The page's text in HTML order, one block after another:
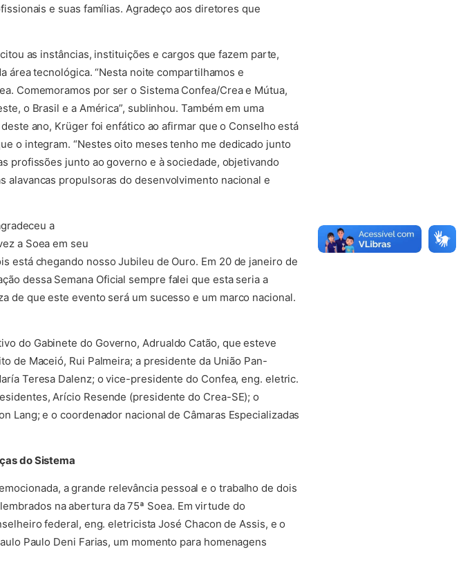
e suas famílias. Agradeço aos diretores que
as instâncias, instituições e cargos que fazem parte,
tecnológica. “Nesta noite compartilhamos e
Comemoramos por ser o Sistema Confea/Crea e Mútua,
o Brasil e a América”, sublinhou. Também em uma
ano, Krüger foi enfático ao afirmar que o Conselho está
o integram. “Nestes oito meses tenho me dedicado junto
profissões junto ao governo e à sociedade, objetivando
alavancas propulsoras do desenvolvimento nacional e
a
a Soea em seu
está chegando nosso Jubileu de Ouro. Em 20 de janeiro de
dessa Semana Oficial sempre falei que esta seria a
de que este evento será um sucesso e um marco nacional.
do Gabinete do Governo, Adrualdo Catão, que esteve
de Maceió, Rui Palmeira; a presidente da União Pan-
Teresa Dalenz; o vice-presidente do Confea, eng. eletric.
Arício Resende (presidente do Crea-SE); o
Lang; e o coordenador nacional de Câmaras Especializadas
do Sistema
a grande relevância pessoal e o trabalho de dois
na abertura da 75ª Soea. Em virtude do
federal, eng. eletricista José Chacon de Assis, e o
Paulo Deni Farias, um momento para homenagens